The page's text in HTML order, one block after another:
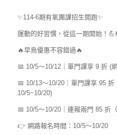
✨114-6期有氧團課招生開跑✨
運動的好習慣，從這一期開始！
🔥早鳥優惠不容錯過🔥
📅 10/5～10/12｜單門課享 9 折 (
📅 10/13～10/20｜單門課享 95 折
10/5~10/20)
📅 10/5～10/20｜連報兩門 85 折
👉 網路報名時間：10/5～10/20